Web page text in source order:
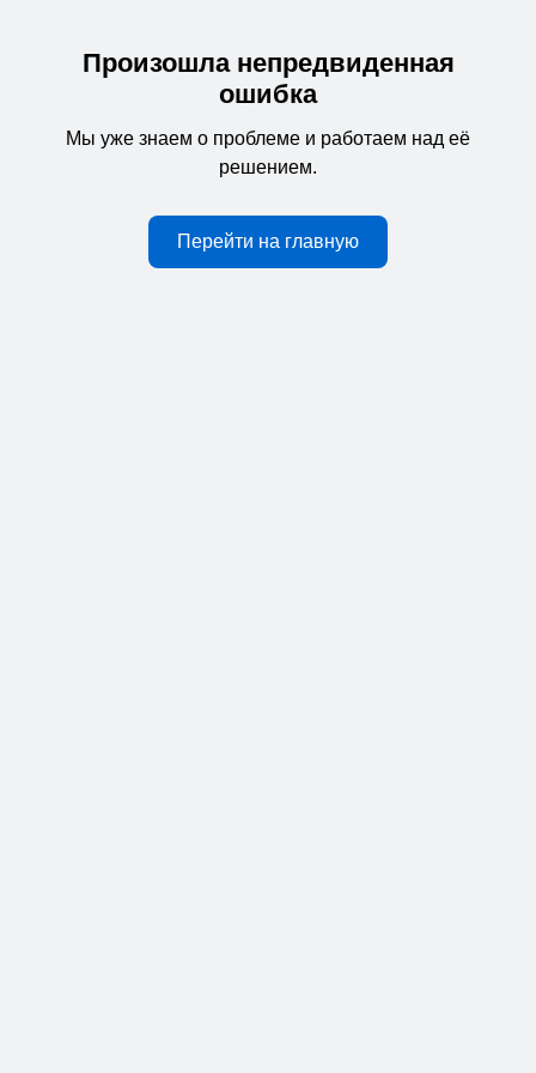
Произошла непредвиденная
ошибка
Мы уже знаем о проблеме и работаем над её
решением.
Перейти на главную